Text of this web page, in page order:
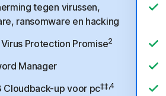
tegen virussen,
ransomware en hacking
Protection Promise2
Manager
Cloudback-up voor pc‡‡,4